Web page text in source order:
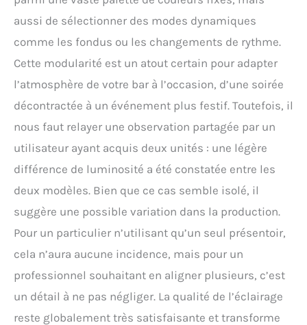
piscine, etc.
aussi de sélectionner des modes dynamiques
comme les fondus ou les changements de rythme.
Cette modularité est un atout certain pour adapter
l’atmosphère de votre bar à l’occasion, d’une soirée
décontractée à un événement plus festif. Toutefois, il
nous faut relayer une observation partagée par un
utilisateur ayant acquis deux unités : une légère
différence de luminosité a été constatée entre les
deux modèles. Bien que ce cas semble isolé, il
suggère une possible variation dans la production.
Pour un particulier n’utilisant qu’un seul présentoir,
cela n’aura aucune incidence, mais pour un
professionnel souhaitant en aligner plusieurs, c’est
un détail à ne pas négliger. La qualité de l’éclairage
reste globalement très satisfaisante et transforme